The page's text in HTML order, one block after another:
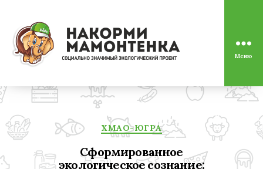
экологический
проект
"Накорми
Мамонтенка"
Меню
Рубрики
ХМАО-ЮГРА
Сформированное
экологическое сознание: